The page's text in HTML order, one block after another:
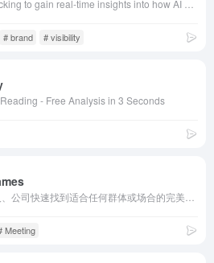
# brand # visibility
- Free Analysis in 3 Seconds
Meeting